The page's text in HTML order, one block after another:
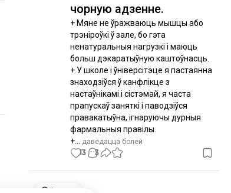
чорную адзенне.
+ Мяне не ўражваюць мышцы або
трэніроўкі ў зале, бо гэта
ненатуральныя нагрузкі і маюць
больш дэкаратыўную каштоўнасць.
+ У школе і ўніверсітэце я пастаянна
знаходзіўся ў канфлікце з
настаўнікамі і сістэмай, я часта
прапускаў заняткі і паводзіўся
правакатыўна, ігнаруючы дурныя
фармальныя правілы.
+...
даведацца болей
13 3
ўсесвет